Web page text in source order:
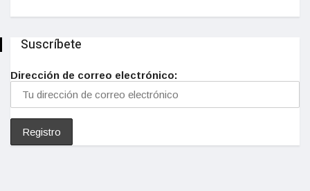
Suscríbete
Dirección de correo electrónico: